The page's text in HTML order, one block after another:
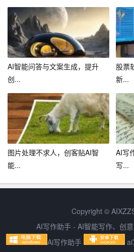
规律。
2. 积极参加学校组织的各类培训
力。
3. 深入开展教育教学研究，不断
量。
4. 加强与其他教师的交流与合作，
育教学效果。
5. 关注学生个体差异，实施有针
高学生综合素质。
展。
7. 认真履行教师职责，关心关爱学
四、工作评价
AI智能问答与文案生成，提升
创...
股票
新...
图片处理不求人，创客贴AI智
能...
AI写
写...
Copyright ©
AI写作助手 - AI智能写作、创
Ai写作助手